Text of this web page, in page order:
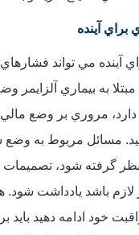
آينده مي تواند
به بيماري آلزايمر
مروري بر وضع مالي
مسائل مربوط به وضع
نظر گرفته شود، تصميمات
باشد يادداشت شود.
خود ادامه دهيد